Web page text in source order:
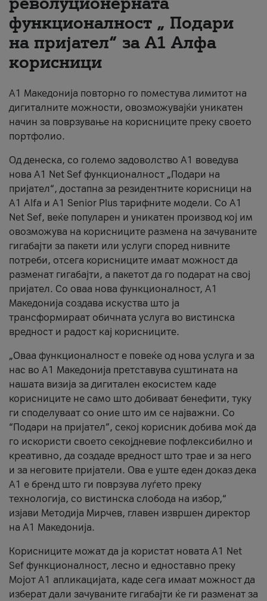
За нас
#ПодобарОнлајн
функционалност „ Подари
на пријател“ за А1 Алфа
корисници
А1 Македонија повторно го поместува лимитот на
дигиталните можности, овозможувајќи уникатен
начин за поврзување на корисниците преку своето
портфолио.
Од денеска, со големо задоволство А1 воведува
нова A1 Net Sef функционалност „Подари на
пријател“, достапна за резидентните корисници на
А1 Alfa и A1 Senior Plus тарифните модели. Со A1
Net Sef, веќе популарен и уникатен производ кој им
овозможува на корисниците размена на зачуваните
гигабајти за пакети или услуги според нивните
потреби, отсега корисниците имаат можност да
разменат гигабајти, а пакетот да го подарат на свој
пријател. Со оваа нова функционалност, А1
Македонија создава искуства што ја
трансформираат обичната услуга во вистинска
вредност и радост кај корисниците.
„Оваа функционалност е повеќе од нова услуга и за
нас во А1 Македонија претставува суштината на
нашата визија за дигитален екосистем каде
корисниците не само што добиваат бенефити, туку
ги споделуваат со оние што им се најважни. Со
“Подари на пријател”, секој корисник добива моќ да
го искористи своето секојдневие пофлексибилно и
креативно, да создаде вредност што трае и за него
и за неговите пријатели. Ова е уште еден доказ дека
А1 е бренд што ги поврзува луѓето преку
технологија, со вистинска слобода на избор,“
изјави Методија Мирчев, главен извршен директор
на А1 Македонија.
Корисниците можат да ја користат новата А1 Net
Sef функционалност, лесно и едноставно преку
Мојот А1 апликацијата, каде сега имаат можност да
изберат дали зачуваните гигабајти ќе ги разменат за